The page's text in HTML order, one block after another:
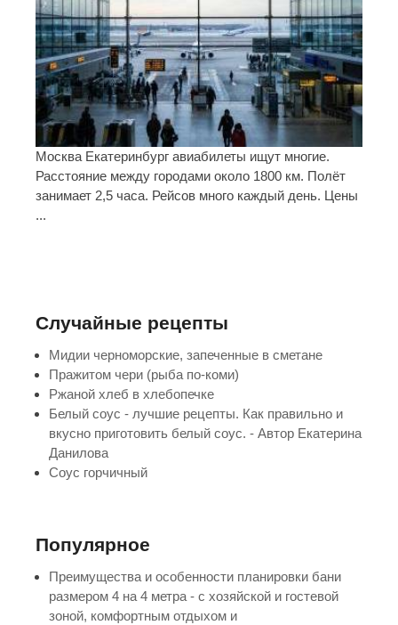
Москва Екатеринбург авиабилеты ищут многие.
Расстояние между городами около 1800 км. Полёт
занимает 2,5 часа. Рейсов много каждый день. Цены
...
Случайные рецепты
Мидии черноморские, запеченные в сметане
Пражитом чери (рыба по-коми)
Ржаной хлеб в хлебопечке
Белый соус - лучшие рецепты. Как правильно и
вкусно приготовить белый соус. - Автор Екатерина
Данилова
Соус горчичный
Популярное
Преимущества и особенности планировки бани
размером 4 на 4 метра - с хозяйской и гостевой
зоной, комфортным отдыхом и